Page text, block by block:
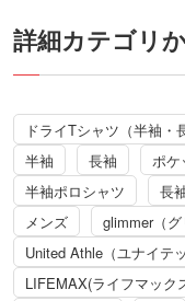
ムなどにぴったりです。豊富な
リーエーションで、デザイン
ます。
動画提供 : Printstar
詳細カテゴリ
ドライTシャツ（半袖・
半袖
長袖 ポケ
半袖ポロシャツ
長
メンズ
glimmer（グ
United Athle（ユナイテ
LIFEMAX(ライフマック